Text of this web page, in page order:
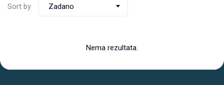
Sort by
Zadano
Nema rezultata.